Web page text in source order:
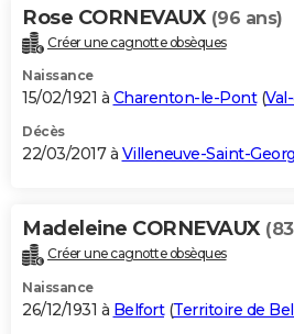
Rose CORNEVAUX (96 ans)
Créer une cagnotte obsèques
Naissance
15/02/1921 à Charenton-le-Pont(
Décès
22/03/2017 à Villeneuve-Saint-
Madeleine CORNEVAUX
Créer une cagnotte obsèques
Naissance
26/12/1931 à Belfort(Territoire de